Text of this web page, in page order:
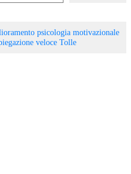
psicologia motivazionale
veloce Tolle